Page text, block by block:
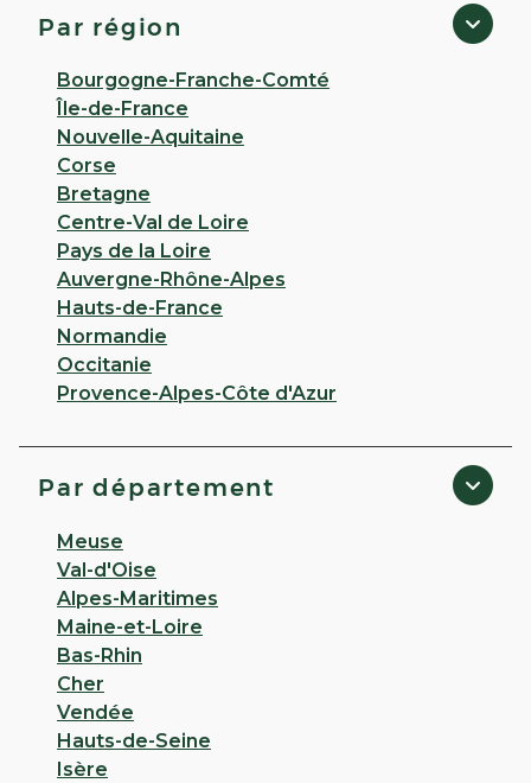
Fermé
· Ouvre à 08:30
145 ROUTE De Dax 40180 Hinx
Appeler
PLUS D'INFO
VOIR PLUS
Par région
Bourgogne-Franche-Comté
Île-de-France
Nouvelle-Aquitaine
Corse
Bretagne
Centre-Val de Loire
Pays de la Loire
Auvergne-Rhône-Alpes
Hauts-de-France
Normandie
Occitanie
Provence-Alpes-Côte d'Azur
Par département
Meuse
Val-d'Oise
Alpes-Maritimes
Maine-et-Loire
Bas-Rhin
Cher
Vendée
Hauts-de-Seine
Isère